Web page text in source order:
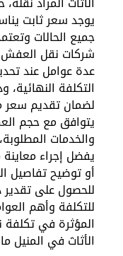
سعر ثابت يناسب
الحالات وتعتمد
نقل العفش على
عوامل عند تحديد
النهائية، وذلك
تقديم سعر مناسب
مع حجم العمل
المطلوبة، لذلك
إجراء معاينة مبدئية
توضيح تفاصيل النقل
على تقدير دقيق
وأهم العوامل
في تكلفة نقل
في المنيل ما يلي: